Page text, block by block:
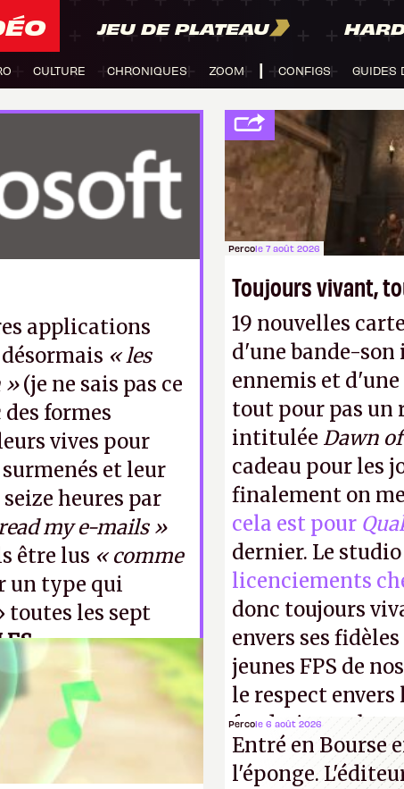
JEU DE PLATEAU
CULTURE CHRONIQUES ZOOM CONFIGS GUIDES
applications
« les
»(je ne sais pas ce
formes
vives pour
et leur
heures par
my e-mails »
être lus « comme
un type qui
toutes les sept
Percole 7 août 2026
Toujours vivant,
19 nouvelles
d'une bande-son
ennemis et
tout pour pas un
intitulée Dawn
cadeau pour les
finalement on
cela est pour
dernier. Le
licenciements
donc toujours
envers ses
jeunes FPS de
le respect
faudrait une
cons ! P.
Percole 6 août 2026
Entré en Bourse
l'éponge.